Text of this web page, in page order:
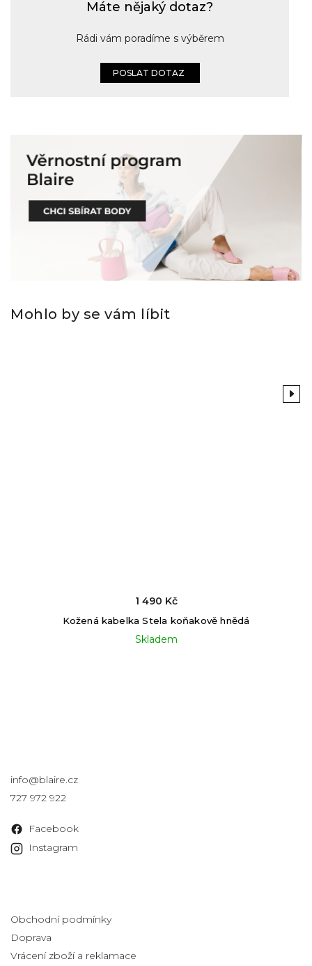
Máte nějaký dotaz?
Rádi vám poradíme s výběrem
POSLAT DOTAZ
Mohlo by se vám líbit
Previous
Kožená kabelka Stela koňakově hnědá
Skladem
1 490 Kč
Next
info@blaire.cz
727 972 922
Facebook
Instagram
Obchodní podmínky
Doprava
Vrácení zboží a reklamace